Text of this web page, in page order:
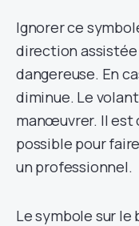
Ignorer ce
direction
dangereuse. En
diminue. Le
manœuvrer. Il est
possible pour
un professionnel.
Le symbole sur